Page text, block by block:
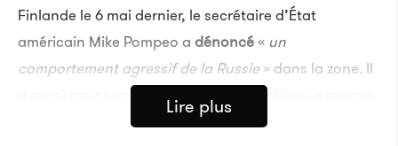
Finlande le 6 mai dernier, le secrétaire d’État
américain Mike Pompeo a dénoncé« un
comportement agressif de la Russie » dans la zone. Il
a aussi craint une présence militaire chinoise accrue.
Pékin a développé des liens forts avec le
Lire plus